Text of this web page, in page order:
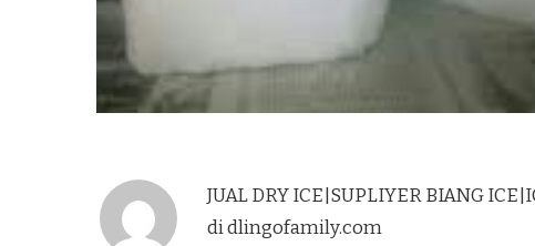
JUAL DRY ICE|SUPLIYER BIANG
di dlingofamily.com